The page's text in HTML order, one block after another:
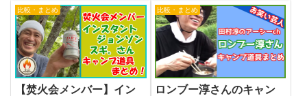
比較・まとめ
【焚火会メンバー】イン
比較・まとめ
ロンブー淳さんのキャン